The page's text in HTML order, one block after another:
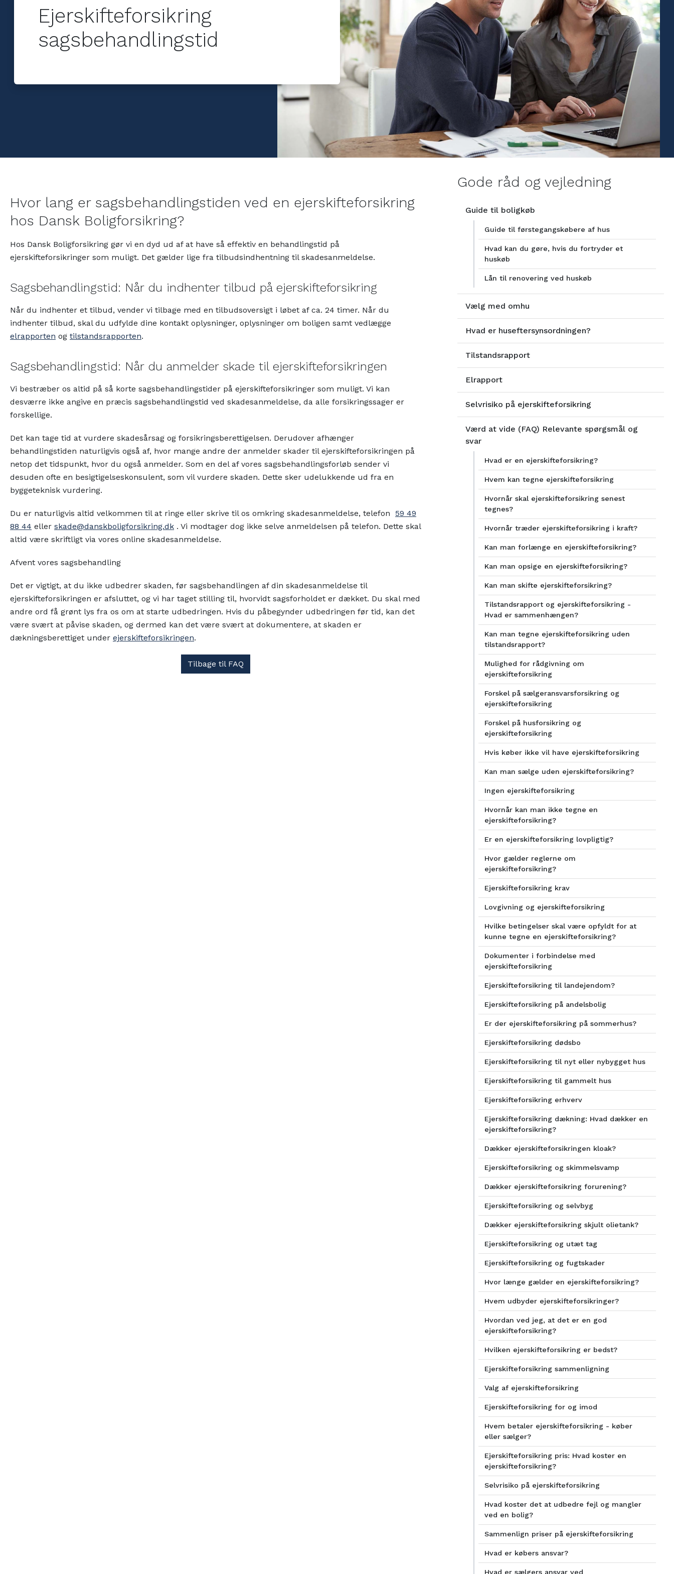
andelsboliger - fordi skjulte fejl kan
koste dyrt
Ejerskifteforsikring
sagsbehandlingstid
Hvor lang er sagsbehandlingstiden ved en ejerskifteforsikring
hos Dansk Boligforsikring?
Hos Dansk Boligforsikring gør vi en dyd ud af at have så effektiv en behandlingstid på
ejerskifteforsikringer som muligt. Det gælder lige fra tilbudsindhentning til skadesanmeldelse.
Sagsbehandlingstid: Når du indhenter tilbud på ejerskifteforsikring
Når du indhenter et tilbud, vender vi tilbage med en tilbudsoversigt i løbet af ca. 24 timer. Når du
indhenter tilbud, skal du udfylde dine kontakt oplysninger, oplysninger om boligen samt vedlægge
elrapporten og tilstandsrapporten.
Sagsbehandlingstid: Når du anmelder skade til ejerskifteforsikringen
Vi bestræber os altid på så korte sagsbehandlingstider på ejerskifteforsikringer som muligt. Vi kan
desværre ikke angive en præcis sagsbehandlingstid ved skadesanmeldelse, da alle forsikringssager er
forskellige.
Det kan tage tid at vurdere skadesårsag og forsikringsberettigelsen. Derudover afhænger
behandlingstiden naturligvis også af, hvor mange andre der anmelder skader til ejerskifteforsikringen på
netop det tidspunkt, hvor du også anmelder. Som en del af vores sagsbehandlingsforløb sender vi
desuden ofte en besigtigelseskonsulent, som vil vurdere skaden. Dette sker udelukkende ud fra en
byggeteknisk vurdering.
Du er naturligvis altid velkommen til at ringe eller skrive til os omkring skadesanmeldelse, telefon 59 49
88 44 eller skade@danskboligforsikring.dk . Vi modtager dog ikke selve anmeldelsen på telefon. Dette skal
altid være skriftligt via vores online skadesanmeldelse.
Afvent vores sagsbehandling
Det er vigtigt, at du ikke udbedrer skaden, før sagsbehandlingen af din skadesanmeldelse til
ejerskifteforsikringen er afsluttet, og vi har taget stilling til, hvorvidt sagsforholdet er dækket. Du skal med
andre ord få grønt lys fra os om at starte udbedringen. Hvis du påbegynder udbedringen før tid, kan det
være svært at påvise skaden, og dermed kan det være svært at dokumentere, at skaden er
dækningsberettiget under ejerskifteforsikringen.
Tilbage til FAQ
Gode råd og vejledning
Guide til boligkøb
Guide til førstegangskøbere af hus
Hvad kan du gøre, hvis du fortryder et
huskøb
Lån til renovering ved huskøb
Vælg med omhu
Hvad er huseftersynsordningen?
Tilstandsrapport
Elrapport
Selvrisiko på ejerskifteforsikring
Værd at vide (FAQ) Relevante spørgsmål og
svar
Hvad er en ejerskifteforsikring?
Hvem kan tegne ejerskifteforsikring
Hvornår skal ejerskifteforsikring senest
tegnes?
Hvornår træder ejerskifteforsikring i kraft?
Kan man forlænge en ejerskifteforsikring?
Kan man opsige en ejerskifteforsikring?
Kan man skifte ejerskifteforsikring?
Tilstandsrapport og ejerskifteforsikring -
Hvad er sammenhængen?
Kan man tegne ejerskifteforsikring uden
tilstandsrapport?
Mulighed for rådgivning om
ejerskifteforsikring
Forskel på sælgeransvarsforsikring og
ejerskifteforsikring
Forskel på husforsikring og
ejerskifteforsikring
Hvis køber ikke vil have ejerskifteforsikring
Kan man sælge uden ejerskifteforsikring?
Ingen ejerskifteforsikring
Hvornår kan man ikke tegne en
ejerskifteforsikring?
Er en ejerskifteforsikring lovpligtig?
Hvor gælder reglerne om
ejerskifteforsikring?
Ejerskifteforsikring krav
Lovgivning og ejerskifteforsikring
Hvilke betingelser skal være opfyldt for at
kunne tegne en ejerskifteforsikring?
Dokumenter i forbindelse med
ejerskifteforsikring
Ejerskifteforsikring til landejendom?
Ejerskifteforsikring på andelsbolig
Er der ejerskifteforsikring på sommerhus?
Ejerskifteforsikring dødsbo
Ejerskifteforsikring til nyt eller nybygget hus
Ejerskifteforsikring til gammelt hus
Ejerskifteforsikring erhverv
Ejerskifteforsikring dækning: Hvad dækker en
ejerskifteforsikring?
Dækker ejerskifteforsikringen kloak?
Ejerskifteforsikring og skimmelsvamp
Dækker ejerskifteforsikring forurening?
Ejerskifteforsikring og selvbyg
Dækker ejerskifteforsikring skjult olietank?
Ejerskifteforsikring og utæt tag
Ejerskifteforsikring og fugtskader
Hvor længe gælder en ejerskifteforsikring?
Hvem udbyder ejerskifteforsikringer?
Hvordan ved jeg, at det er en god
ejerskifteforsikring?
Hvilken ejerskifteforsikring er bedst?
Ejerskifteforsikring sammenligning
Valg af ejerskifteforsikring
Ejerskifteforsikring for og imod
Hvem betaler ejerskifteforsikring - køber
eller sælger?
Ejerskifteforsikring pris: Hvad koster en
ejerskifteforsikring?
Selvrisiko på ejerskifteforsikring
Hvad koster det at udbedre fejl og mangler
ved en bolig?
Sammenlign priser på ejerskifteforsikring
Hvad er købers ansvar?
Hvad er sælgers ansvar ved